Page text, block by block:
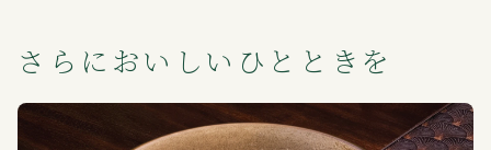
さらにおいしいひとときを